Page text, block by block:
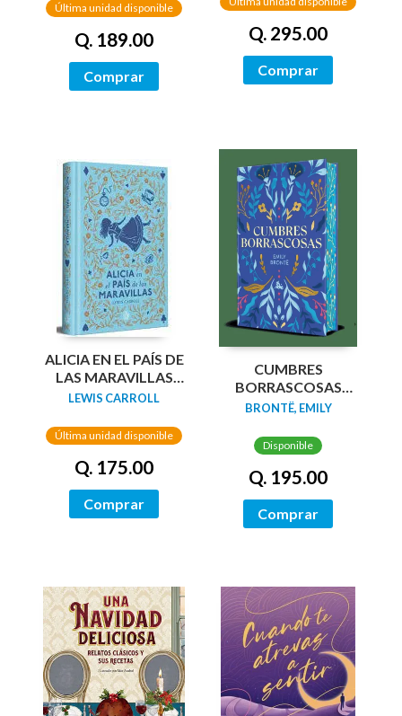
Última unidad disponible
Q. 189.00
Comprar
Q. 295.00
Comprar
ALICIA EN EL PAÍS DE
LAS MARAVILLAS
(EDICIÓN LIMITADA
PINTADOS)
LEWIS CARROLL
Última unidad disponible
Q. 175.00
Comprar
CUMBRES
BORRASCOSAS
(EDICION LIMITADA
TINTADOS)
BRONTË, EMILY
Disponible
Q. 195.00
Comprar